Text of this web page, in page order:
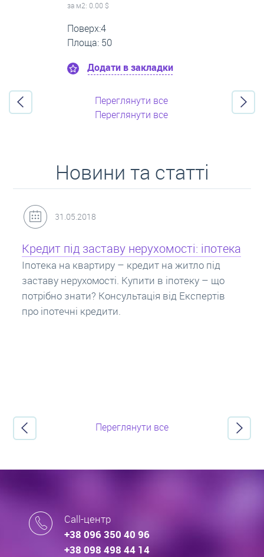
за м2: 0.00 $
Поверх:4
Площа: 50
Додати в закладки
Переглянути все
Переглянути все
Новини та статті
31.05.2018
Кредит під заставу нерухомості: іпотека
Іпотека на квартиру – кредит на житло під
заставу нерухомості. Купити в іпотеку – що
потрібно знати? Консультація від Експертів
про іпотечні кредити.
Переглянути все
Call-центр
+38 096 350 40 96
+38 098 498 44 14